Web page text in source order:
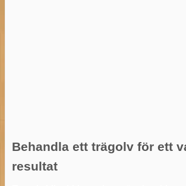
Behandla ett trägolv för ett
resultat